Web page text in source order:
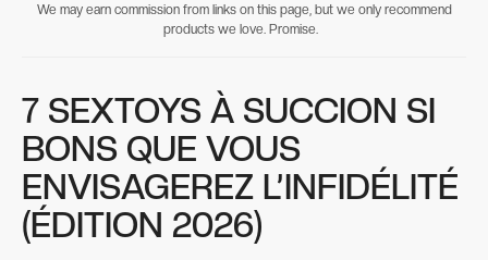
We may earn commission from links on this page, but we only recommend
products we love. Promise.
7 SEXTOYS À SUCCION SI
BONS QUE VOUS
ENVISAGEREZ L’INFIDÉLITÉ
(ÉDITION 2026)